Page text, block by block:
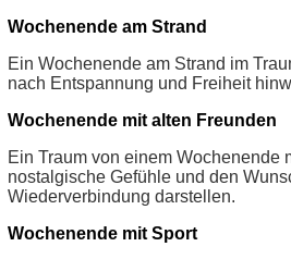
Wochenende am Strand
Ein Wochenende am Strand im
nach Entspannung und Freiheit
Wochenende mit alten Freunden
Ein Traum von einem Wochenende
nostalgische Gefühle und den
Wiederverbindung darstellen.
Wochenende mit Sport